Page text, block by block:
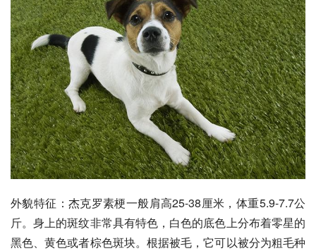
外貌特征：杰克罗素梗一般肩高25-38厘米，体重5.9-7.7公
斤。身上的斑纹非常具有特色，白色的底色上分布着零星的
黑色、黄色或者棕色斑块。根据被毛，它可以被分为粗毛种